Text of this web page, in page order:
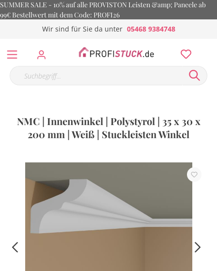
SUMMER SALE - 10% auf alle PROVISTON Leisten &amp; Paneele ab
99€ Bestellwert mit dem Code: PROFI26
Wir sind für Sie da unter 05468 9384748
NMC | Innenwinkel | Polystyrol | 35 x 30 x
200 mm | Weiß | Stuckleisten Winkel